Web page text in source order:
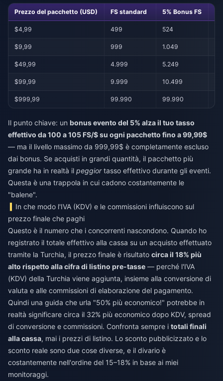
Prezzo del pacchetto (USD) FS standard 5% Bonus FS
$4,99 499 524
$9,99 999 1.049
$49,99 4.999 5.249
$99,99 9.999 10.499
$999,99 99.990 99.990
Il punto chiave: un bonus evento del 5% alza il tuo tasso
effettivo da 100 a 105 FS/$ su ogni pacchetto fino a 99,99$
— ma il livello massimo da 999,99$ è completamente escluso
dai bonus. Se acquisti in grandi quantità, il pacchetto più
grande ha in realtà il peggiortasso effettivo durante gli eventi.
Questa è una trappola in cui cadono costantemente le
"balene".
In che modo l'IVA (KDV) e le commissioni influiscono sul
prezzo finale che paghi
Questo è il numero che i concorrenti nascondono. Quando ho
registrato il totale effettivo alla cassa su un acquisto effettuato
tramite la Turchia, il prezzo finale è risultato circa il 18% più
alto rispetto alla cifra di listino pre-tasse — perché l'IVA
(KDV) della Turchia viene aggiunta, insieme alla conversione di
valuta e alle commissioni di elaborazione del pagamento.
Quindi una guida che urla "50% più economico!" potrebbe in
realtà significare circa il 32% più economico dopo KDV, spread
di conversione e commissioni. Confronta sempre i totali finali
alla cassa, mai i prezzi di listino. Lo sconto pubblicizzato e lo
sconto reale sono due cose diverse, e il divario è
costantemente nell'ordine del 15–18% in base ai miei
monitoraggi.